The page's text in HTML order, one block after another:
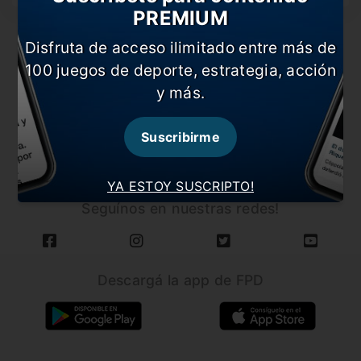
CARGAR MÁS NOTICIAS
Seguínos en nuestras redes!
YA ESTOY SUSCRIPTO!
PREMIUM
Disfruta de acceso ilimitado entre más de
100 juegos de deporte, estrategia, acción
y más.
Suscribirme